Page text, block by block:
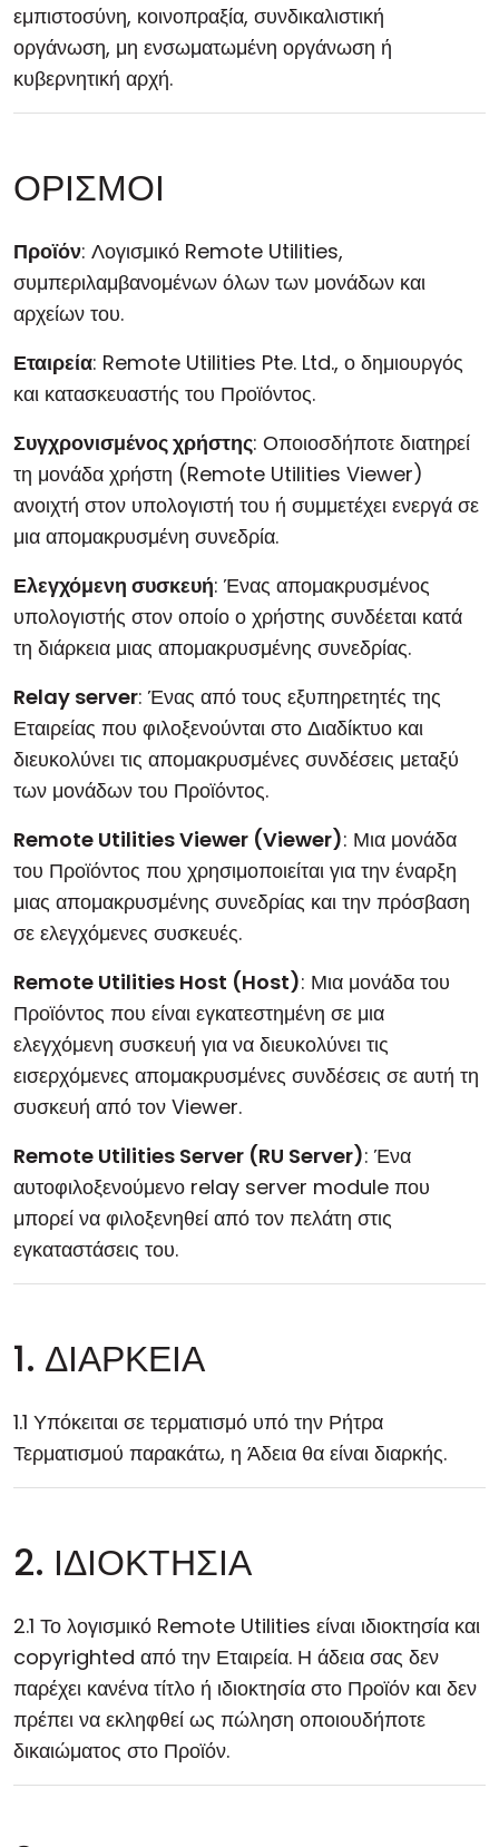
εμπιστοσύνη, κοινοπραξία, συνδικαλιστική
οργάνωση, μη ενσωματωμένη οργάνωση ή
κυβερνητική αρχή.
ΟΡΙΣΜΟΙ
Προϊόν: Λογισμικό Remote Utilities,
συμπεριλαμβανομένων όλων των μονάδων και
αρχείων του.
Εταιρεία: Remote Utilities Pte. Ltd., ο δημιουργός
και κατασκευαστής του Προϊόντος.
Συγχρονισμένος χρήστης: Οποιοσδήποτε διατηρεί
τη μονάδα χρήστη (Remote Utilities Viewer)
ανοιχτή στον υπολογιστή του ή συμμετέχει ενεργά σε
μια απομακρυσμένη συνεδρία.
Ελεγχόμενη συσκευή: Ένας απομακρυσμένος
υπολογιστής στον οποίο ο χρήστης συνδέεται κατά
τη διάρκεια μιας απομακρυσμένης συνεδρίας.
Relay server: Ένας από τους εξυπηρετητές της
Εταιρείας που φιλοξενούνται στο Διαδίκτυο και
διευκολύνει τις απομακρυσμένες συνδέσεις μεταξύ
των μονάδων του Προϊόντος.
Remote Utilities Viewer (Viewer): Μια μονάδα
του Προϊόντος που χρησιμοποιείται για την έναρξη
μιας απομακρυσμένης συνεδρίας και την πρόσβαση
σε ελεγχόμενες συσκευές.
Remote Utilities Host (Host): Μια μονάδα του
Προϊόντος που είναι εγκατεστημένη σε μια
ελεγχόμενη συσκευή για να διευκολύνει τις
εισερχόμενες απομακρυσμένες συνδέσεις σε αυτή τη
συσκευή από τον Viewer.
Remote Utilities Server (RU Server): Ένα
αυτοφιλοξενούμενο relay server module που
μπορεί να φιλοξενηθεί από τον πελάτη στις
εγκαταστάσεις του.
1. ΔΙΑΡΚΕΙΑ
1.1 Υπόκειται σε τερματισμό υπό την Ρήτρα
Τερματισμού παρακάτω, η Άδεια θα είναι διαρκής.
2. ΙΔΙΟΚΤΗΣΙΑ
2.1 Το λογισμικό Remote Utilities είναι ιδιοκτησία και
copyrighted από την Εταιρεία. Η άδεια σας δεν
παρέχει κανένα τίτλο ή ιδιοκτησία στο Προϊόν και δεν
πρέπει να εκληφθεί ως πώληση οποιουδήποτε
δικαιώματος στο Προϊόν.